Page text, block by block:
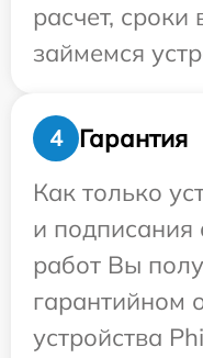
расчет,
займемся
4
Гарантия
Как только
и
работ Вы
гарантийном
устройства